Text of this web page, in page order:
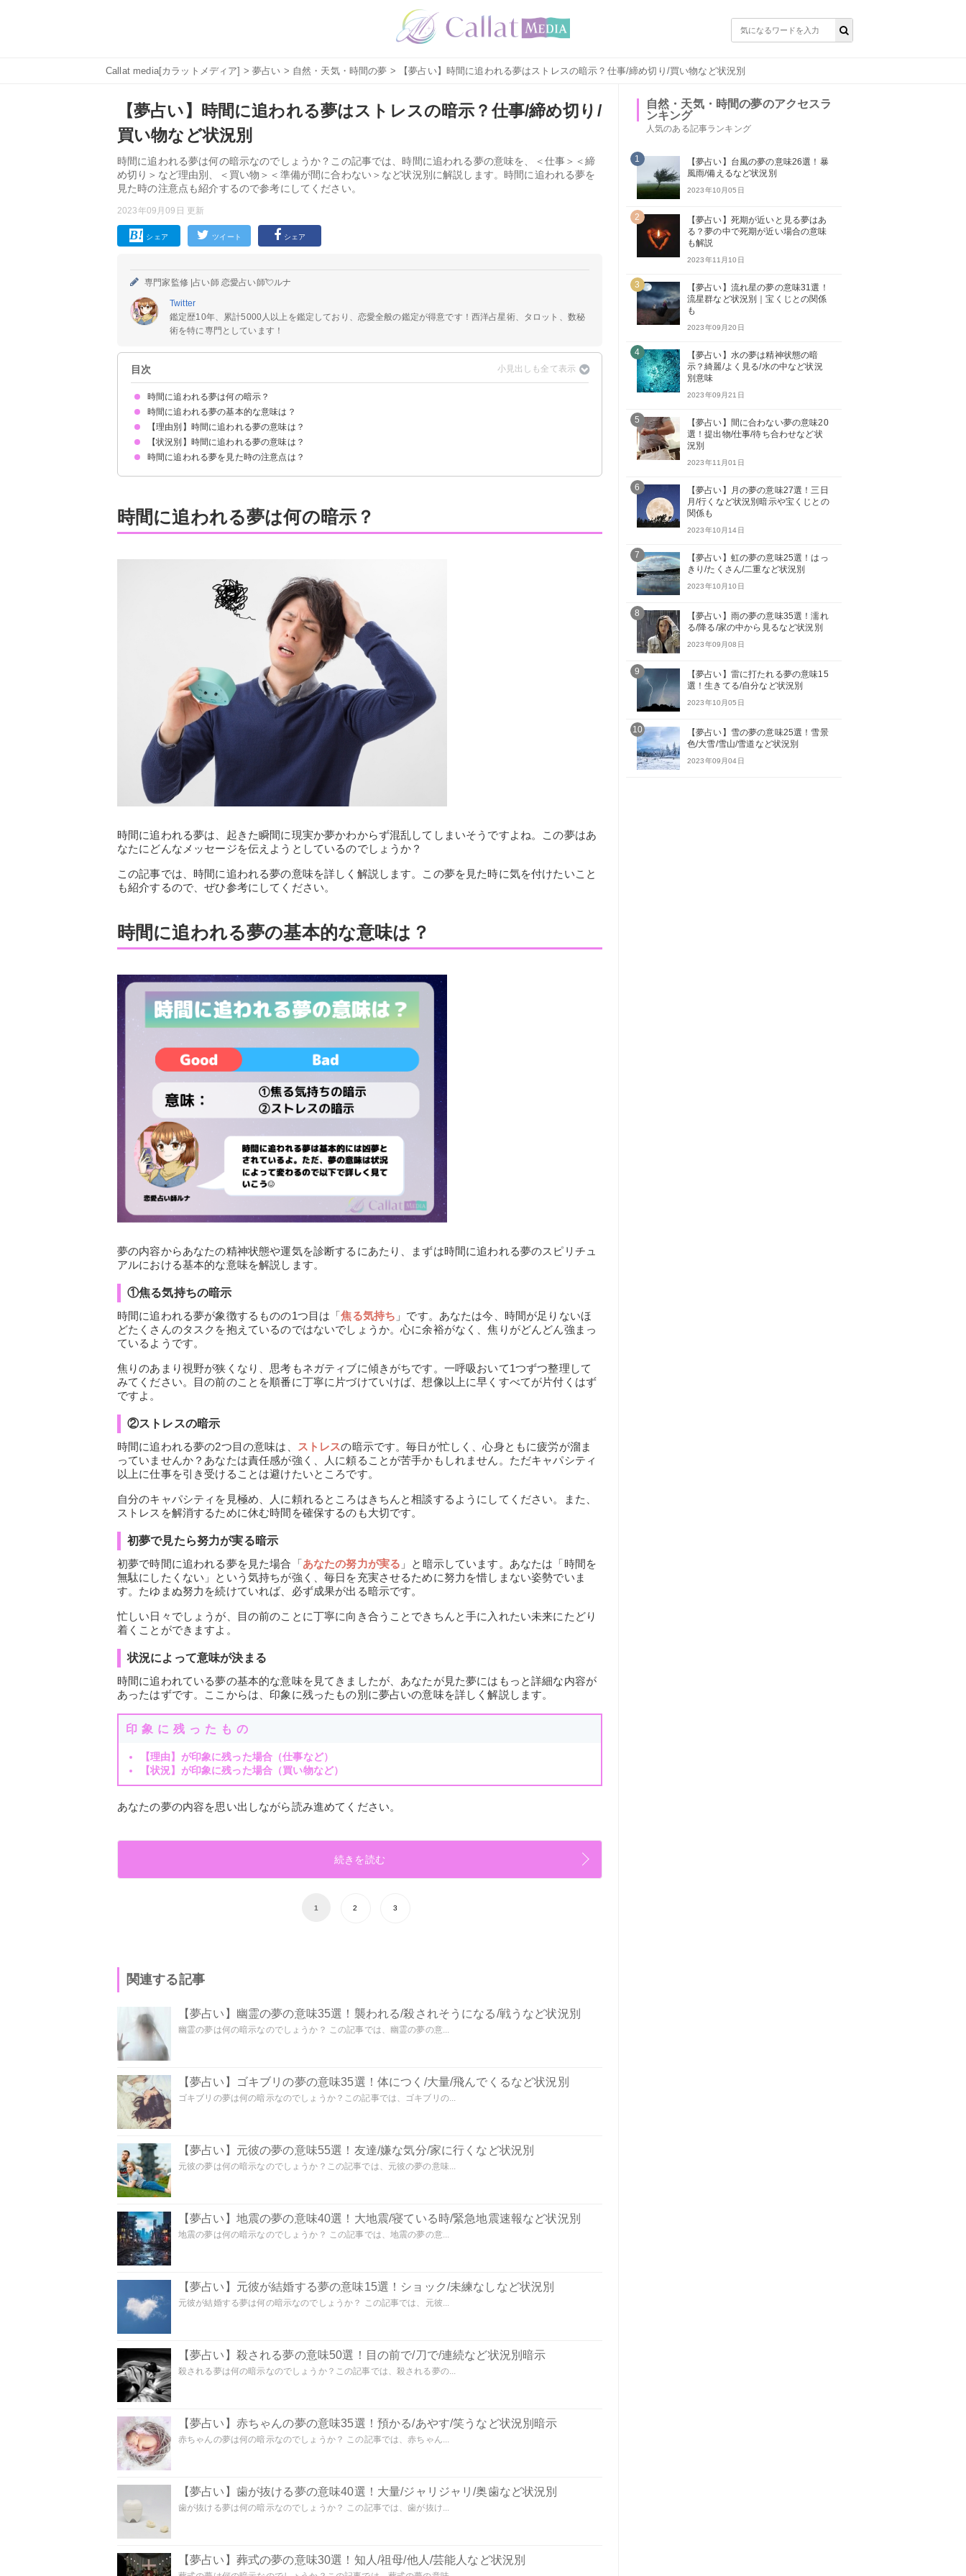
Callat media[カラットメディア] >夢占い > 自然・天気・時間の夢 > 【夢占い】時間に追われる夢はストレスの暗示？仕事/締め切り/買い物など状況別
【夢占い】時間に追われる夢はストレスの暗示？仕事/締め切り/
買い物など状況別
時間に追われる夢は何の暗示なのでしょうか？この記事では、時間に追われる夢の意味を、＜仕事＞＜締
め切り＞など理由別、＜買い物＞＜準備が間に合わない＞など状況別に解説します。時間に追われる夢を
見た時の注意点も紹介するので参考にしてください。
2023年09月09日 更新
シェア ツイート シェア
専門家監修 |占い師 恋愛占い師💘ルナ
Twitter
鑑定歴10年、累計5000人以上を鑑定しており、恋愛全般の鑑定が得意です！西洋占星術、タロット、数秘
術を特に専門としています！
目次
時間に追われる夢は何の暗示？
時間に追われる夢の基本的な意味は？
①焦る気持ちの暗示
②ストレスの暗示
初夢で見たら努力が実る暗示
状況によって意味が決まる
【理由別】時間に追われる夢の意味は？
仕事に追われる夢【吉夢】
締め切りに追われる夢【警告夢】
やることに追われる夢【警告夢】
【状況別】時間に追われる夢の意味は？
時間に追われて買い物をする夢【吉夢】
時間に追われて焦る夢【警告夢】
時間に追われて準備が間に合わない夢【警告夢】
時間に追われる夢を見た時の注意点は？
時間に追われる夢は何の暗示？
時間に追われる夢は、起きた瞬間に現実か夢かわからず混乱してしまいそうですよね。この夢はあ
なたにどんなメッセージを伝えようとしているのでしょうか？
この記事では、時間に追われる夢の意味を詳しく解説します。この夢を見た時に気を付けたいこと
も紹介するので、ぜひ参考にしてください。
時間に追われる夢の基本的な意味は？
夢の内容からあなたの精神状態や運気を診断するにあたり、まずは時間に追われる夢のスピリチュ
アルにおける基本的な意味を解説します。
①焦る気持ちの暗示
時間に追われる夢が象徴するものの1つ目は「焦る気持ち 」です。あなたは今、時間が足りないほ
どたくさんのタスクを抱えているのではないでしょうか。心に余裕がなく、焦りがどんどん強まっ
ているようです。
焦りのあまり視野が狭くなり、思考もネガティブに傾きがちです。一呼吸おいて1つずつ整理して
みてください。目の前のことを順番に丁寧に片づけていけば、想像以上に早くすべてが片付くはず
ですよ。
②ストレスの暗示
時間に追われる夢の2つ目の意味は、
ストレスの暗示です。毎日が忙しく、心身ともに疲労が溜ま
っていませんか？あなたは責任感が強く、人に頼ることが苦手かもしれません。ただキャパシティ
以上に仕事を引き受けることは避けたいところです。
自分のキャパシティを見極め、人に頼れるところはきちんと相談するようにしてください。また、
ストレスを解消するために休む時間を確保するのも大切です。
初夢で見たら努力が実る暗示
初夢で時間に追われる夢を見た場合「あなたの努力が実る 」と暗示しています。あなたは「時間を
無駄にしたくない」という気持ちが強く、毎日を充実させるために努力を惜しまない姿勢でいま
す。たゆまぬ努力を続けていれば、必ず成果が出る暗示です。
忙しい日々でしょうが、目の前のことに丁寧に向き合うことできちんと手に入れたい未来にたどり
着くことができますよ。
状況によって意味が決まる
時間に追われている夢の基本的な意味を見てきましたが、あなたが見た夢にはもっと詳細な内容が
あったはずです。ここからは、印象に残ったもの別に夢占いの意味を詳しく解説します。
印象に残ったもの
【理由】が印象に残った場合（仕事など）
【状況】が印象に残った場合（買い物など）
あなたの夢の内容を思い出しながら読み進めてください。
続きを読む
1 2 3
関連する記事
【夢占い】幽霊の夢の意味35選！襲われる/殺されそうになる/戦うなど状況別
幽霊の夢は何の暗示なのでしょうか？ この記事では、幽霊の夢の意...
【夢占い】ゴキブリの夢の意味35選！体につく/大量/飛んでくるなど状況別
ゴキブリの夢は何の暗示なのでしょうか？この記事では、ゴキブリの...
【夢占い】元彼の夢の意味55選！友達/嫌な気分/家に行くなど状況別
元彼の夢は何の暗示なのでしょうか？この記事では、元彼の夢の意味...
【夢占い】地震の夢の意味40選！大地震/寝ている時/緊急地震速報など状況別
地震の夢は何の暗示なのでしょうか？ この記事では、地震の夢の意...
【夢占い】元彼が結婚する夢の意味15選！ショック/未練なしなど状況別
元彼が結婚する夢は何の暗示なのでしょうか？ この記事では、元彼...
【夢占い】殺される夢の意味50選！目の前で/刀で/連続など状況別暗示
殺される夢は何の暗示なのでしょうか？この記事では、殺される夢の...
【夢占い】赤ちゃんの夢の意味35選！預かる/あやす/笑うなど状況別暗示
赤ちゃんの夢は何の暗示なのでしょうか？ この記事では、赤ちゃん...
【夢占い】歯が抜ける夢の意味40選！大量/ジャリジャリ/奥歯など状況別
歯が抜ける夢は何の暗示なのでしょうか？ この記事では、歯が抜け...
【夢占い】葬式の夢の意味30選！知人/祖母/他人/芸能人など状況別
自然・天気・時間の夢のアクセスラ
ンキング
人気のある記事ランキング
1
【夢占い】台風の夢の意味26選！暴
風雨/備えるなど状況別
2023年10月05日
2
【夢占い】死期が近いと見る夢はあ
る？夢の中で死期が近い場合の意味
も解説
2023年11月10日
3
【夢占い】流れ星の夢の意味31選！
流星群など状況別｜宝くじとの関係
も
2023年09月20日
4
【夢占い】水の夢は精神状態の暗
示？綺麗/よく見る/水の中など状況
別意味
2023年09月21日
5
【夢占い】間に合わない夢の意味20
選！提出物/仕事/待ち合わせなど状
況別
2023年11月01日
6
【夢占い】月の夢の意味27選！三日
月/行くなど状況別暗示や宝くじとの
関係も
2023年10月14日
7
【夢占い】虹の夢の意味25選！はっ
きり/たくさん/二重など状況別
2023年10月10日
8
【夢占い】雨の夢の意味35選！濡れ
る/降る/家の中から見るなど状況別
2023年09月08日
9
【夢占い】雷に打たれる夢の意味15
選！生きてる/自分など状況別
2023年10月05日
10
【夢占い】雪の夢の意味25選！雪景
色/大雪/雪山/雪道など状況別
2023年09月04日